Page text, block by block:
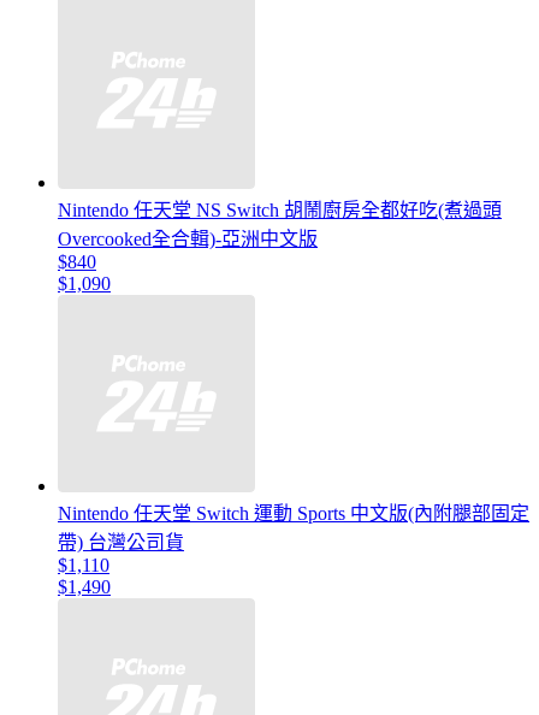
Nintendo 任天堂 NS Switch 胡鬧廚房全都好吃(煮過頭
Overcooked全合輯)-亞洲中文版
$840
$1,090
Nintendo 任天堂 Switch 運動 Sports 中文版(內附腿部固定
帶) 台灣公司貨
$1,110
$1,490